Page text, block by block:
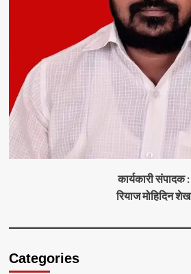
कार्यकारी संपादक :
रियाज मोहिदिन शेख
Categories